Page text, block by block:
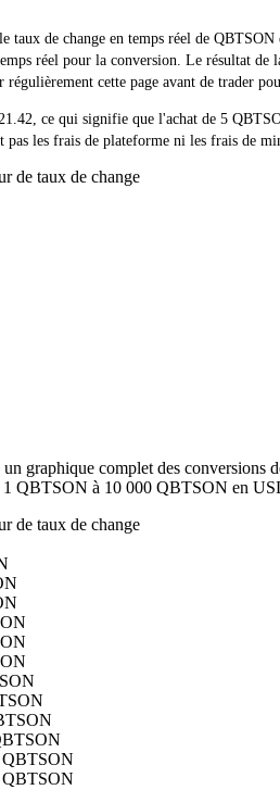
taux de change en temps réel de
réel pour la conversion. Le résultat
régulièrement cette page avant de trader
ce qui signifie que l'achat de 5
pas les frais de plateforme ni les frais de
de taux de change
un graphique complet des
1 QBTSON à 10 000 QBTSON en
de taux de change
QBTSON
QBTSON